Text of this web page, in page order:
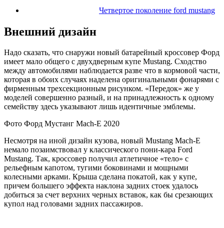
Четвертое поколение ford mustang
Внешний дизайн
Надо сказать, что снаружи новый батарейный кроссовер Форд
имеет мало общего с двухдверным купе Mustang. Сходство
между автомобилями наблюдается разве что в кормовой части,
которая в обоих случаях наделена оригинальными фонарями с
фирменным трехсекционным рисунком. «Передок» же у
моделей совершенно разный, и на принадлежность к одному
семейству здесь указывают лишь идентичные эмблемы.
Фото Форд Мустанг Mach-E 2020
Несмотря на иной дизайн кузова, новый Mustang Mach-E
немало позаимствовал у классического пони-кара Ford
Mustang. Так, кроссовер получил атлетичное «тело» с
рельефным капотом, тугими боковинами и мощными
колесными арками. Крыша сделана покатой, как у купе,
причем большего эффекта наклона задних стоек удалось
добиться за счет верхних черных вставок, как бы срезающих
купол над головами задних пассажиров.